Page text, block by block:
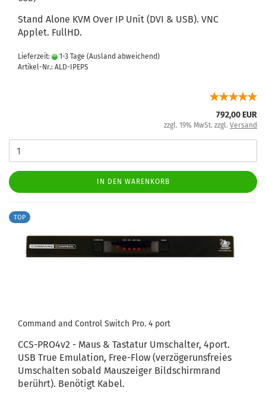
Stand Alone KVM Over IP Unit (DVI & USB). VNC
Applet. FullHD.
Lieferzeit: 1-3 Tage (Ausland abweichend)
Artikel-Nr.: ALD-IPEPS
792,00 EUR
zzgl. 19% MwSt. zzgl. Versand
IN DEN WARENKORB
TOP
Command and Control Switch Pro. 4 port
CCS-PRO4v2 - Maus & Tastatur Umschalter, 4port.
USB True Emulation, Free-Flow (verzögerunsfreies
Umschalten sobald Mauszeiger Bildschirmrand
berührt). Benötigt Kabel.